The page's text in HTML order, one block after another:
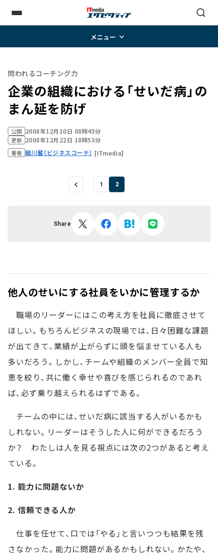
メニュー
問われるコーチング力
企業の組織における「せいだ病」の
まん延を防げ
公開 2008年12月10日 08時45分
更新 2008年12月22日 18時53分
著者 細川馨（ビジネスコーチ） [ITmedia]
1 2
Share
他人のせいにする社員をいかに管理するか
職場のリーダーにはこの考え方を社員に徹底させて
ほしい。もちろんビジネスの現場では、日々困難な課題
が出てきて、業績が上がらずに頭を悩ませている人も
多いだろう。しかし、チームや組織のメンバー全員で知
恵を絞り、共に働く幸せや喜びを感じられるのであれ
ば、必ず乗り越えられるはずである。
チームの中には、せいだ病に該当する人がいるかも
しれない。リーダーはそうした人に何ができるだろう
か？ わたしは人を見る視点には次の2つがあると考え
ている。
1. 能力に問題ないか
2. 信頼できる人か
仕事を任せて、口では「やる」と言いつつも結果を残
さなかった。能力に問題があるかもしれない。かたや、